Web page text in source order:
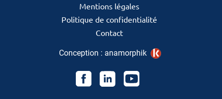
Mentions légales
Politique de confidentialité
Contact
Conception : anamorphik